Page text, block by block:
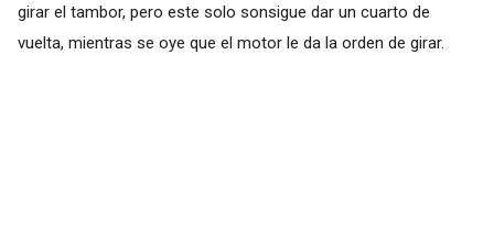
girar el tambor, pero este solo sonsigue dar un cuarto de
vuelta, mientras se oye que el motor le da la orden de girar.